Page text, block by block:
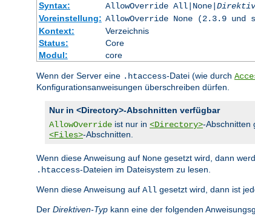
Syntax:
AllowOverride All|None|
Voreinstellung: AllowOverride None (2.3.9
Kontext:
Verzeichnis
Status:
Core
Modul:
core
Wenn der Server eine .htaccess-Datei (wie durch
Konfigurationsanweisungen überschreiben dürfen.
Nur in <Directory>-Abschnitten verfügbar
AllowOverride ist nur in <Directory>-Abschnitten
<Files>-Abschnitten.
Wenn diese Anweisung auf None gesetzt wird, dann
.htaccess-Dateien im Dateisystem zu lesen.
Wenn diese Anweisung auf All gesetzt wird, dann ist
Der Direktiven-Typ kann eine der folgenden